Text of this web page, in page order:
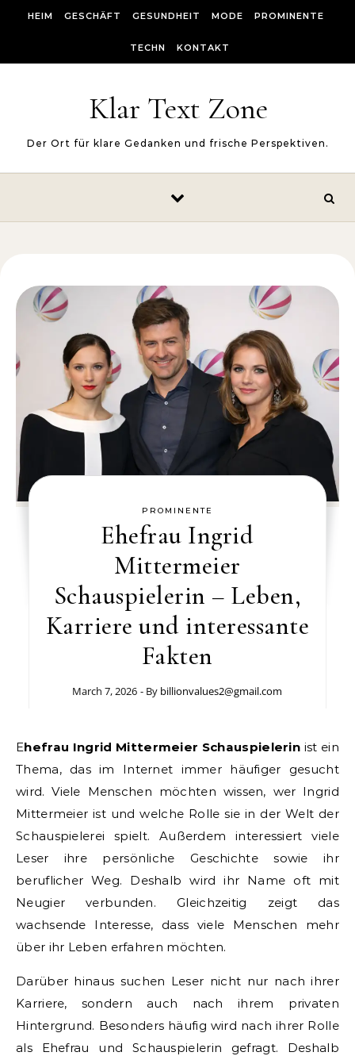
HEIM GESCHÄFT GESUNDHEIT MODE PROMINENTE
TECHN KONTAKT
Klar Text Zone
Der Ort für klare Gedanken und frische Perspektiven.
PROMINENTE
Ehefrau Ingrid
Mittermeier
Schauspielerin – Leben,
Karriere und interessante
Fakten
March 7, 2026 - By billionvalues2@gmail.com
Ehefrau Ingrid Mittermeier Schauspielerin ist ein
Thema, das im Internet immer häufiger gesucht
wird. Viele Menschen möchten wissen, wer Ingrid
Mittermeier ist und welche Rolle sie in der Welt der
Schauspielerei spielt. Außerdem interessiert viele
Leser ihre persönliche Geschichte sowie ihr
beruflicher Weg. Deshalb wird ihr Name oft mit
Neugier verbunden. Gleichzeitig zeigt das
wachsende Interesse, dass viele Menschen mehr
über ihr Leben erfahren möchten.
Darüber hinaus suchen Leser nicht nur nach ihrer
Karriere, sondern auch nach ihrem privaten
Hintergrund. Besonders häufig wird nach ihrer Rolle
als Ehefrau und Schauspielerin gefragt. Deshalb